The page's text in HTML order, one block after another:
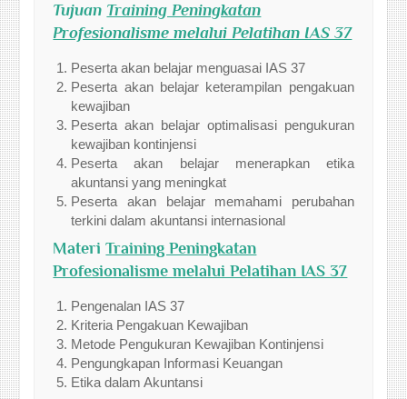
Tujuan Training Peningkatan
Profesionalisme melalui Pelatihan IAS 37
Peserta akan belajar menguasai IAS 37
Peserta akan belajar keterampilan pengakuan
kewajiban
Peserta akan belajar optimalisasi pengukuran
kewajiban kontinjensi
Peserta akan belajar menerapkan etika
akuntansi yang meningkat
Peserta akan belajar memahami perubahan
terkini dalam akuntansi internasional
MateriTraining Peningkatan
Profesionalisme melalui Pelatihan IAS 37
Pengenalan IAS 37
Kriteria Pengakuan Kewajiban
Metode Pengukuran Kewajiban Kontinjensi
Pengungkapan Informasi Keuangan
Etika dalam Akuntansi